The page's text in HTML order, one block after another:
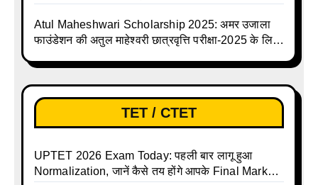
Atul Maheshwari Scholarship 2025: अमर उजाला
फाउंडेशन की अतुल माहेश्वरी छात्रवृत्ति परीक्षा-2025 के लिए
TET / CTET
UPTET 2026 Exam Today: पहली बार लागू हुआ
Normalization, जानें कैसे तय होंगे आपके Final Marks